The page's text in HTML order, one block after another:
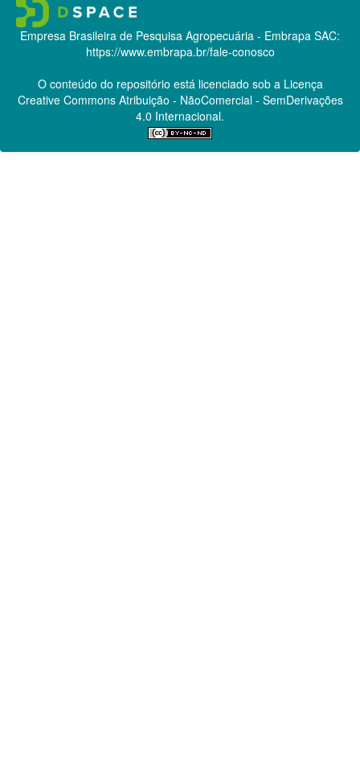
Empresa Brasileira de Pesquisa Agropecuária - Embrapa SAC:
https://www.embrapa.br/fale-conosco
O conteúdo do repositório está licenciado sob a Licença
Creative CommonsAtribuição - NãoComercial - SemDerivações
4.0 Internacional.